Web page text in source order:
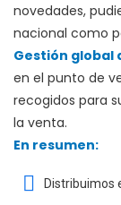
novedades,
nacional como
Gestión global
en el punto de
recogidos para
la venta.
En resumen:
Distribuimos